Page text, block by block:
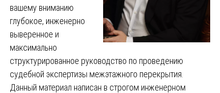
вашему вниманию
глубокое, инженерно
выверенное и
максимально
структурированное руководство по проведению
судебной экспертизы межэтажного перекрытия.
Данный материал написан в строгом инженерном